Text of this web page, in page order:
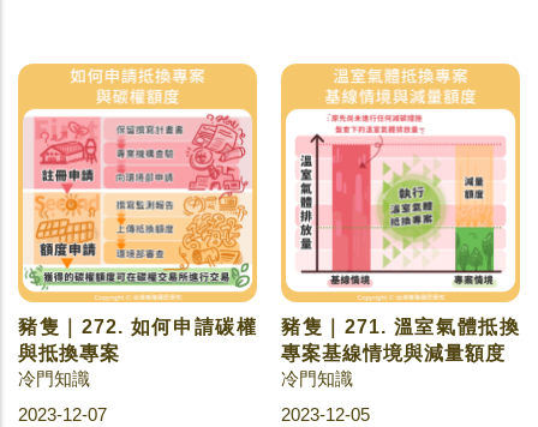
豬隻｜272. 如何申請碳權
與抵換專案
冷門知識
2023-12-07
豬隻｜271. 溫室氣體抵換
專案基線情境與減量額度
冷門知識
2023-12-05